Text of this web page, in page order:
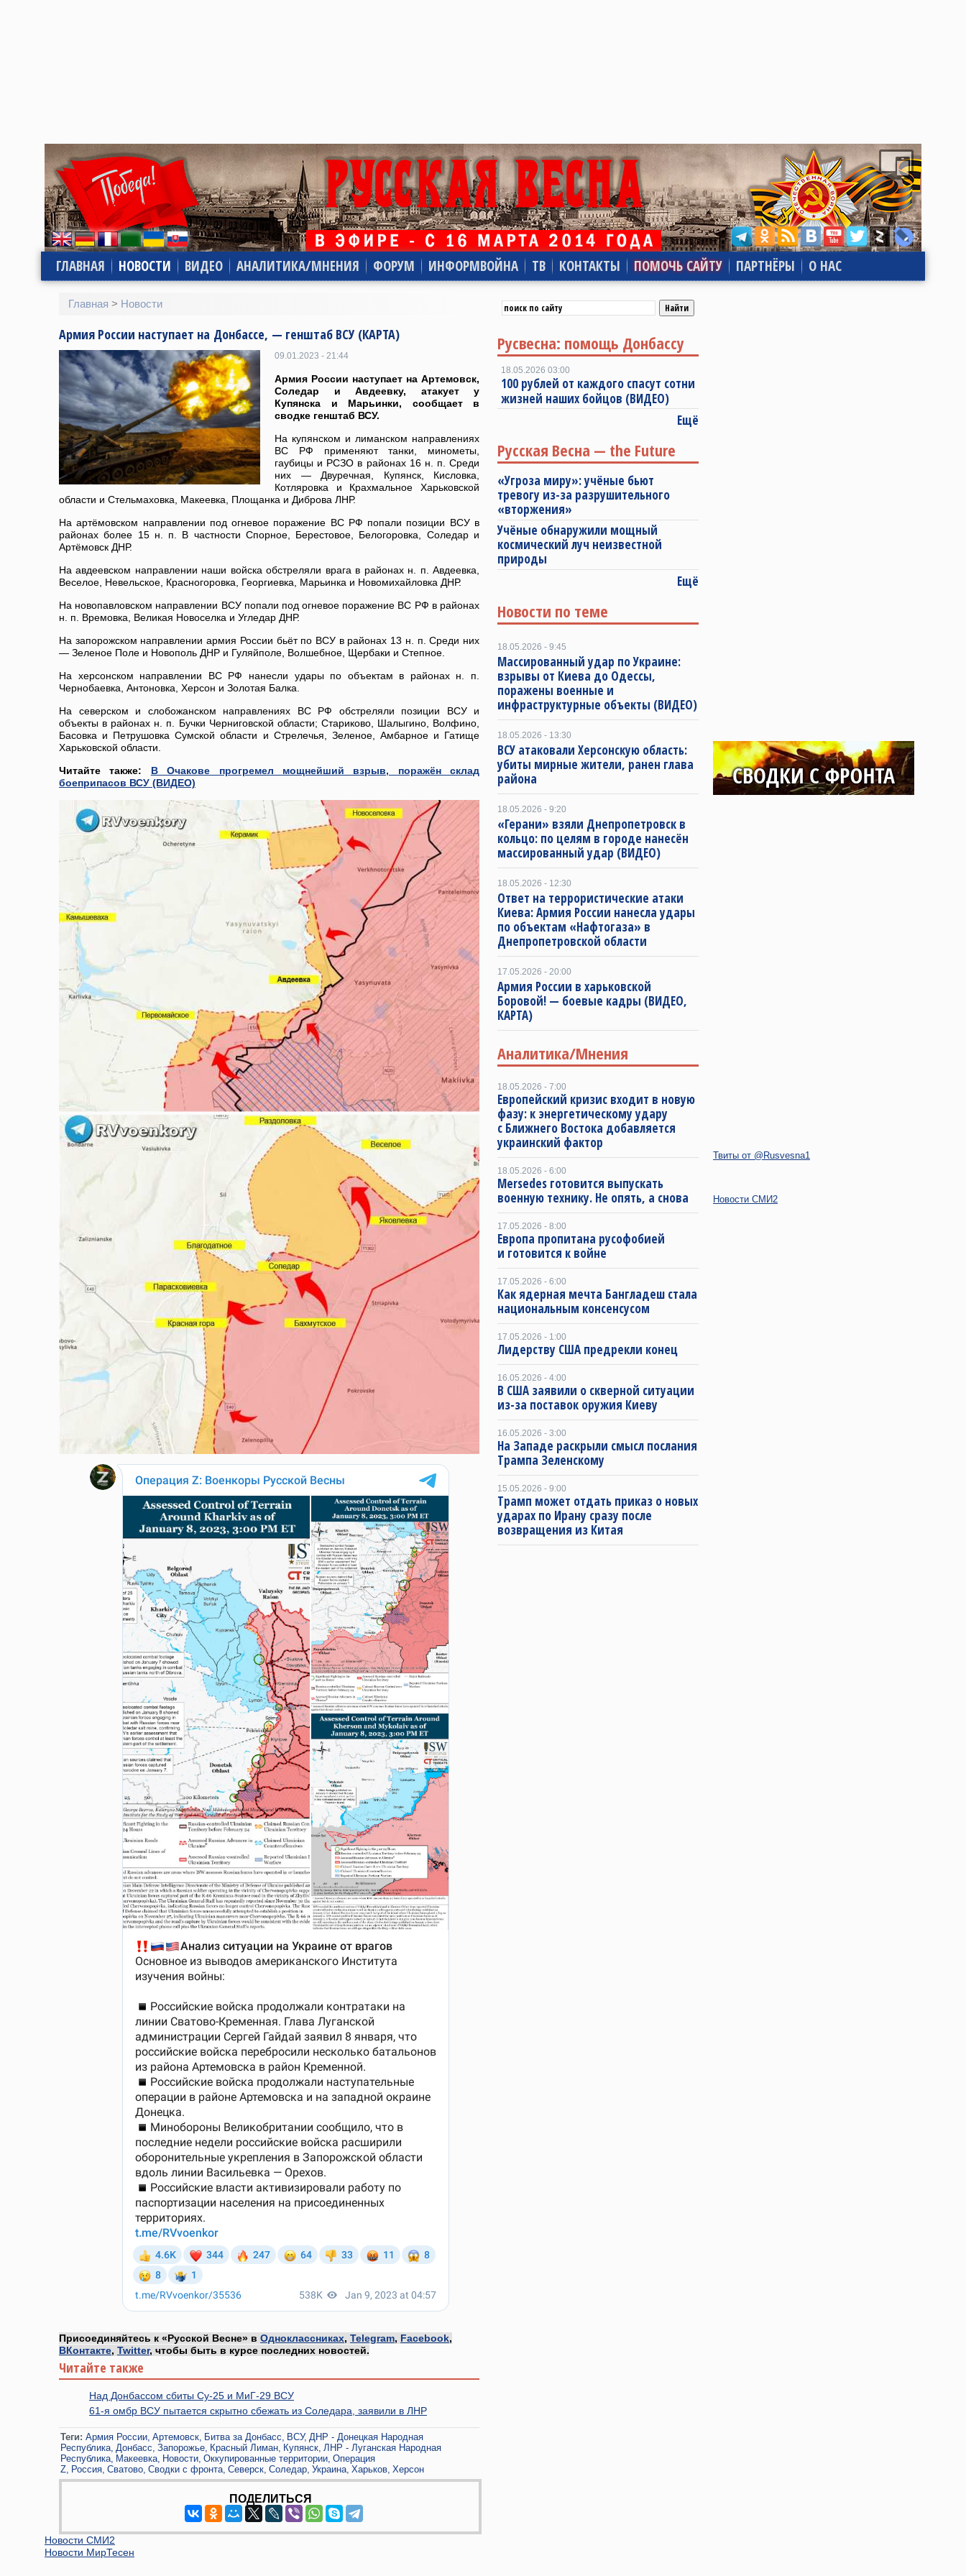
ГЛАВНАЯ НОВОСТИ ВИДЕО АНАЛИТИКА/МНЕНИЯ ФОРУМ ИНФОРМВОЙНА ТВ КОНТАКТЫ ПОМОЧЬ САЙТУ ПАРТНЁРЫ О НАС
Главная > Новости
Армия России наступает на Донбассе, — генштаб ВСУ (КАРТА)
09.01.2023 - 21:44
Армия России наступает на Артемовск,
Соледар и Авдеевку, атакует у
Купянска и Марьинки, сообщает в
сводке генштаб ВСУ.
На купянском и лиманском направлениях
ВС РФ применяют танки, минометы,
гаубицы и РСЗО в районах 16 н. п. Среди
них — Двуречная, Купянск, Кисловка,
Котляровка и Крахмальное Харьковской
области и Стельмаховка, Макеевка, Площанка и Диброва ЛНР.
На артёмовском направлении под огневое поражение ВС РФ попали позиции ВСУ в
районах более 15 н. п. В частности Спорное, Берестовое, Белогоровка, Соледар и
Артёмовск ДНР.
На авдеевском направлении наши войска обстреляли врага в районах н. п. Авдеевка,
Веселое, Невельское, Красногоровка, Георгиевка, Марьинка и Новомихайловка ДНР.
На новопавловском направлении ВСУ попали под огневое поражение ВС РФ в районах
н. п. Времовка, Великая Новоселка и Угледар ДНР.
На запорожском направлении армия России бьёт по ВСУ в районах 13 н. п. Среди них
— Зеленое Поле и Новополь ДНР и Гуляйполе, Волшебное, Щербаки и Степное.
На херсонском направлении ВС РФ нанесли удары по объектам в районах н. п.
Чернобаевка, Антоновка, Херсон и Золотая Балка.
На северском и слобожанском направлениях ВС РФ обстреляли позиции ВСУ и
объекты в районах н. п. Бучки Черниговской области; Стариково, Шалыгино, Волфино,
Басовка и Петрушовка Сумской области и Стрелечья, Зеленое, Амбарное и Гатище
Харьковской области.
Читайте также: В Очакове прогремел мощнейший взрыв, поражён склад
боеприпасов ВСУ (ВИДЕО)
Присоединяйтесь к «Русской Весне» в Одноклассниках, Telegram, Facebook,
ВКонтакте, Twitter, чтобы быть в курсе последних новостей.
Читайте также
Над Донбассом сбиты Су-25 и МиГ-29 ВСУ
61-я омбр ВСУ пытается скрытно сбежать из Соледара, заявили в ЛНР
Теги: Армия России Артемовск Битва за Донбасс ВСУ ДНР - Донецкая Народная
Республика Донбасс Запорожье Красный Лиман Купянск ЛНР - Луганская Народная
Республика Макеевка Новости Оккупированные территории Операция
Z Россия Сватово Сводки с фронта Северск Соледар Украина Харьков Херсон
ПОДЕЛИТЬСЯ
Новости СМИ2
Новости МирТесен
Русвесна: помощь Донбассу
18.05.2026 03:00
100 рублей от каждого спасут сотни
жизней наших бойцов (ВИДЕО)
Ещё
Русская Весна — the Future
«Угроза миру»: учёные бьют
тревогу из-за разрушительного
«вторжения»
Учёные обнаружили мощный
космический луч неизвестной
природы
Ещё
Новости по теме
18.05.2026 - 9:45
Массированный удар по Украине:
взрывы от Киева до Одессы,
поражены военные и
инфраструктурные объекты (ВИДЕО)
18.05.2026 - 13:30
ВСУ атаковали Херсонскую область:
убиты мирные жители, ранен глава
района
18.05.2026 - 9:20
«Герани» взяли Днепропетровск в
кольцо: по целям в городе нанесён
массированный удар (ВИДЕО)
18.05.2026 - 12:30
Ответ на террористические атаки
Киева: Армия России нанесла удары
по объектам «Нафтогаза» в
Днепропетровской области
17.05.2026 - 20:00
Армия России в харьковской
Боровой! — боевые кадры (ВИДЕО,
КАРТА)
Аналитика/Мнения
18.05.2026 - 7:00
Европейский кризис входит в новую
фазу: к энергетическому удару
с Ближнего Востока добавляется
украинский фактор
18.05.2026 - 6:00
Mersedes готовится выпускать
военную технику. Не опять, а снова
17.05.2026 - 8:00
Европа пропитана русофобией
и готовится к войне
17.05.2026 - 6:00
Как ядерная мечта Бангладеш стала
национальным консенсусом
17.05.2026 - 1:00
Лидерству США предрекли конец
16.05.2026 - 4:00
В США заявили о скверной ситуации
из-за поставок оружия Киеву
16.05.2026 - 3:00
На Западе раскрыли смысл послания
Трампа Зеленскому
15.05.2026 - 9:00
Трамп может отдать приказ о новых
ударах по Ирану сразу после
возвращения из Китая
Твиты от @Rusvesna1
Новости СМИ2